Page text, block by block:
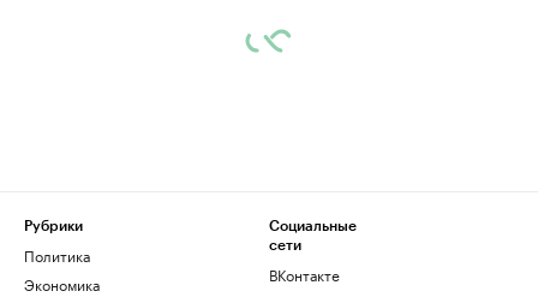
Рубрики
Политика
Экономика
Социальные
сети
ВКонтакте